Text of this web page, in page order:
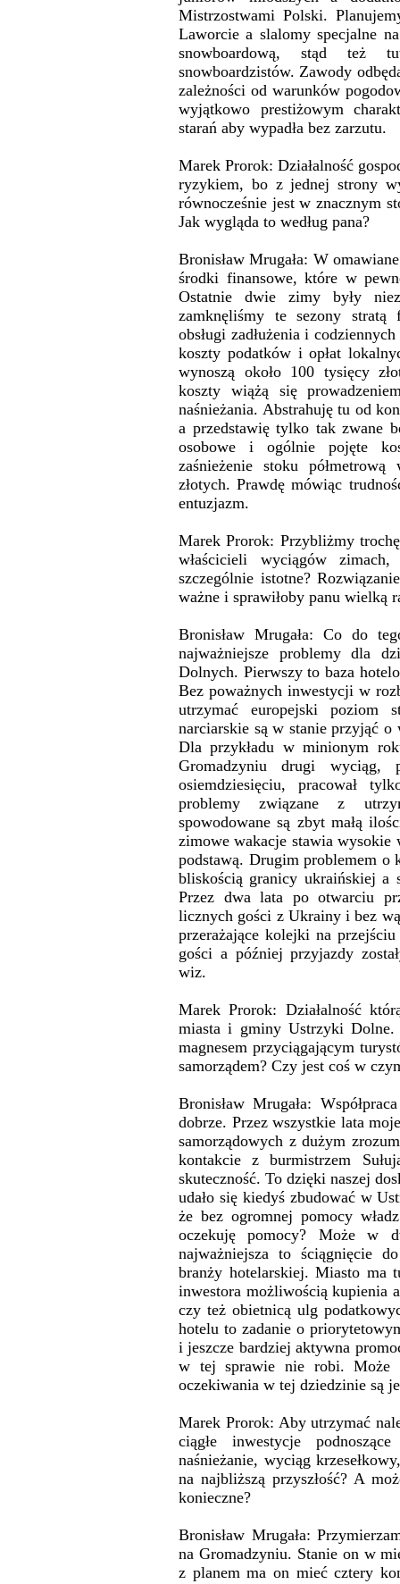
Mistrzostwami Polski.
Laworcie a slalomy specjalne
snowboardową, stąd też
snowboardzistów. Zawody
zależności od warunków
wyjątkowo prestiżowym
starań aby wypadła bez zarzutu.
Marek Prorok: Działalność
ryzykiem, bo z jednej strony
równocześnie jest w znacznym
Jak wygląda to według pana?
Bronisław Mrugała: W
środki finansowe, które w
Ostatnie dwie zimy były
zamknęliśmy te sezony stratą
obsługi zadłużenia i
koszty podatków i opłat
wynoszą około 100 tysięcy
koszty wiążą się
naśnieżania. Abstrahuję tu od
a przedstawię tylko tak zwane
osobowe i ogólnie pojęte
zaśnieżenie stoku
złotych. Prawdę mówiąc
entuzjazm.
Marek Prorok: Przybliżmy
właścicieli wyciągów
szczególnie istotne?
ważne i sprawiłoby panu wielką
Bronisław Mrugała: Co do
najważniejsze problemy dla
Dolnych. Pierwszy to baza
Bez poważnych inwestycji w
utrzymać europejski poziom
narciarskie są w stanie przyjąć
Dla przykładu w minionym
Gromadzyniu drugi wyciąg,
osiemdziesięciu, pracował
problemy związane z
spowodowane są zbyt małą
zimowe wakacje stawia wysokie
podstawą. Drugim problemem o
bliskością granicy ukraińskiej a
Przez dwa lata po otwarciu
licznych gości z Ukrainy i bez
przerażające kolejki na
gości a później przyjazdy
wiz.
Marek Prorok: Działalność
miasta i gminy Ustrzyki Dolne.
magnesem przyciągającym
samorządem? Czy jest coś w
Bronisław Mrugała:
dobrze. Przez wszystkie lata
samorządowych z dużym
kontakcie z burmistrzem
skuteczność. To dzięki naszej
udało się kiedyś zbudować w
że bez ogromnej pomocy
oczekuję pomocy? Może w
najważniejsza to ściągnięcie
branży hotelarskiej. Miasto ma
inwestora możliwością kupienia
czy też obietnicą ulg
hotelu to zadanie o
i jeszcze bardziej aktywna
w tej sprawie nie robi. Może
oczekiwania w tej dziedzinie są
Marek Prorok: Aby utrzymać
ciągłe inwestycje
naśnieżanie, wyciąg
na najbliższą przyszłość? A
konieczne?
Bronisław Mrugała:
na Gromadzyniu. Stanie on w
z planem ma on mieć cztery